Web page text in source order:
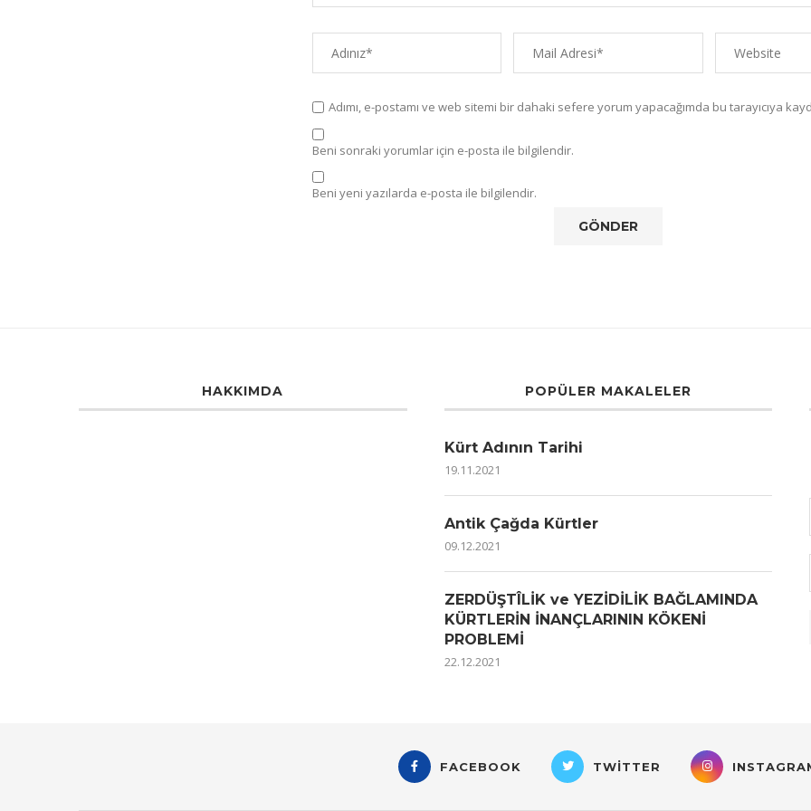
Adımı, e-postamı ve web sitemi bir dahaki sefere yorum yapacağımda bu tarayıcıya
Beni sonraki yorumlar için e-posta ile bilgilendir.
Beni yeni yazılarda e-posta ile bilgilendir.
HAKKIMDA POPÜLER MAKALELER
Kürt Adının Tarihi
19.11.2021
Antik Çağda Kürtler
09.12.2021
ZERDÜŞTÎLİK ve YEZİDİLİK BAĞLAMINDA
KÜRTLERİN İNANÇLARININ KÖKENİ
PROBLEMİ
22.12.2021
FACEBOOK TWITTER